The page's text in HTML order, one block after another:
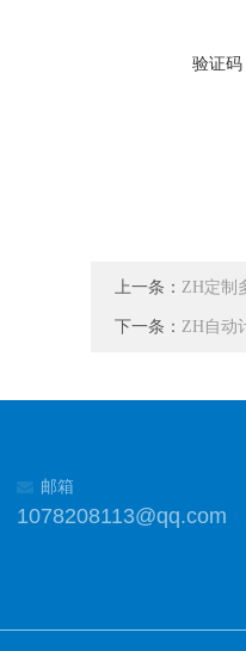
验证码
上一条： ZH定制
下一条： ZH自动
邮箱
1078208113@qq.com